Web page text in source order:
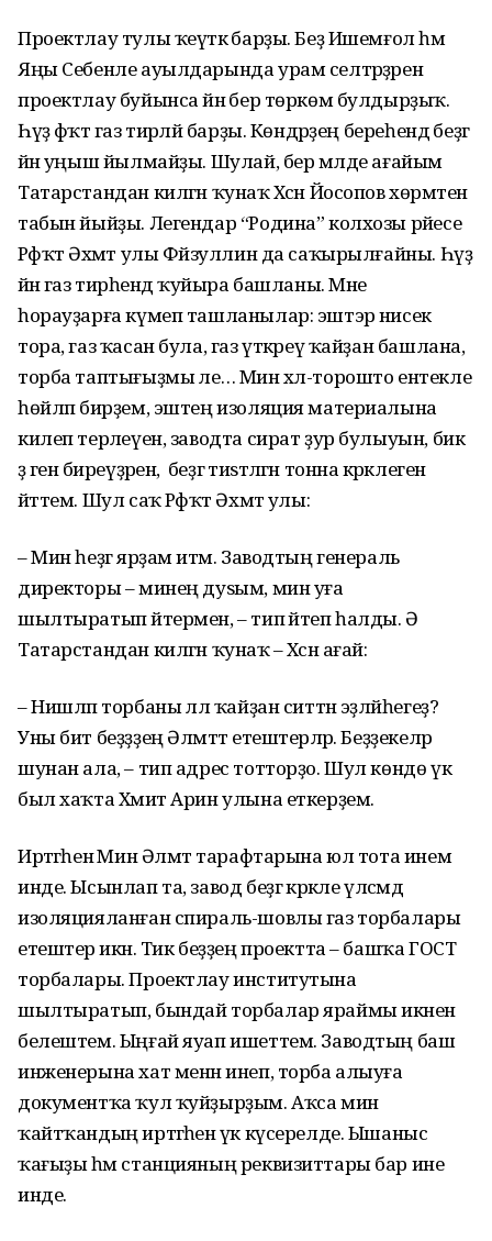
Проектлау тулы ҡеүәткә барҙы. Беҙ Ишемғол һәм
Яңы Себенле ауылдарында урам селтәрҙәрен
проектлау буйынса йәнә бер төркөм булдырҙыҡ.
Һүҙ фәҡәт газ тирәләй барҙы. Көндәрҙең береһендә беҙгә
йәнә уңыш йылмайҙы. Шулай, бер мәлде ағайым
Татарстандан килгән ҡунаҡ Хәсән Йосопов хөрмәтенә
табын йыйҙы. Легендар “Родина” колхозы рәйесе
Рәфҡәт Әхмәт улы Фәйзуллин да саҡырылғайны. Һүҙ
йәнә газ тирәһендә ҡуйыра башланы. Мне
һорауҙарға күмеп ташланылар: эштэәр нисек
тора, газ ҡасан була, газ үткәреү ҡайҙан башлана,
торба таптығыҙмы әле… Мин хәл-торошто ентекле
һөйләп бирҙем, эштең изоляция материалына
килеп терәлеүен, заводта сират ҙур булыуын, бик
әҙ генә биреүҙәрен, ә беҙгә тиѕтәләгән тонна кәрәклеген
әйттем. Шул саҡ Рәфҡәт Әхмәт улы:
– Мин һеҙгә ярҙам итәм. Заводтың генераль
директоры – минең дуѕым, мин уға
шылтыратып әйтермен, – тип әйтеп һалды. Ә
Татарстандан килгән ҡунаҡ – Хәсән ағай:
– Нишләп торбаны әллә ҡайҙан ситтән эҙләйһегеҙ?
Уны бит беҙҙҙең Әлмәттә етештерәләр. Беҙҙекеләр
шунан ала, – тип адрес тотторҙо. Шул көндө үк
был хаҡта Хәмит Арин улына еткерҙем.
Иртәгәһенә Мин Әлмәт тарафтарына юл тота инем
инде. Ысынлап та, завод беҙгә кәрәкле үлсәмдә
изоляцияланған спираль-шовлы газ торбалары
етештерә икән. Тик беҙҙең проектта – башҡа ГОСТ
торбалары. Проектлау институтына
шылтыратып, бындай торбалар яраймы икәнен
белештем. Ыңғай яуап ишеттем. Заводтың баш
инженерына хат менән инеп, торба алыуға
документҡа ҡул ҡуйҙырҙым. Аҡса мин
ҡайтҡандың иртәгәһенә үк күсерелде. Ышаныс
ҡағыҙы һәм станцияның реквизиттары бар ине
инде.